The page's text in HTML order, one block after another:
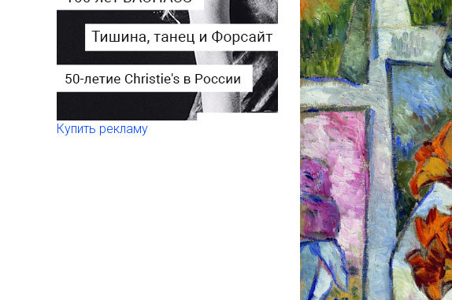
Купить рекламу